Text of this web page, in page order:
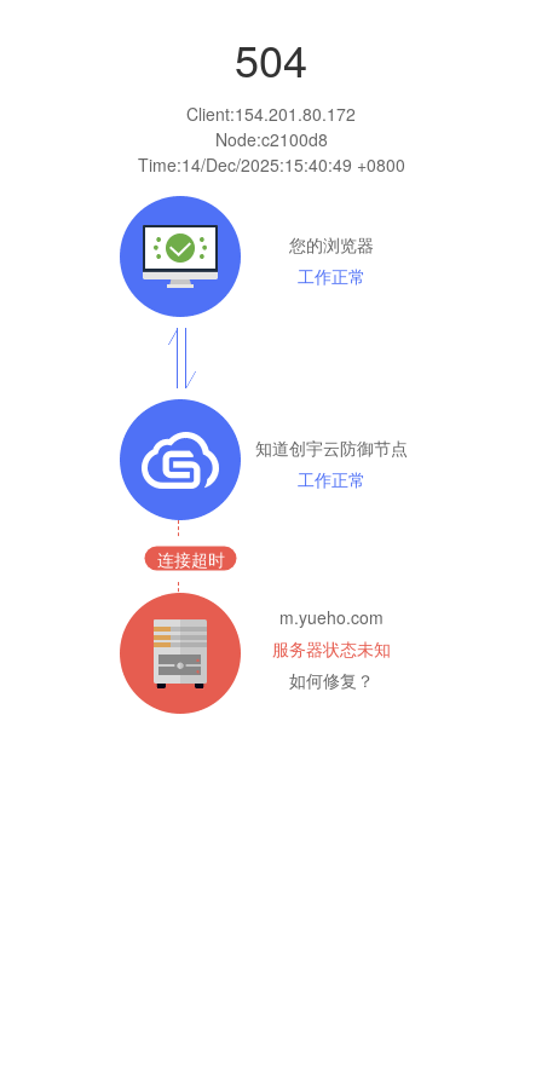
504
Client:154.201.80.172
Node:c2100d8
Time:14/Dec/2025:15:40:49 +0800
您的浏览器
工作正常
知道创宇云防御节点
工作正常
连接超时
m.yueho.com
服务器状态未知
如何修复？